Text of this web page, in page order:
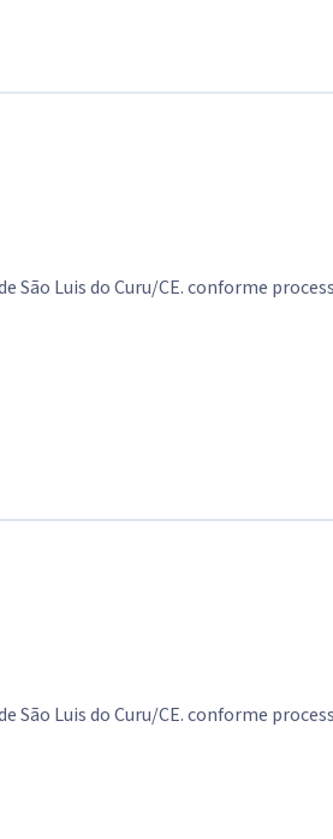
São Luis do Curu/CE. conforme
São Luis do Curu/CE. conforme